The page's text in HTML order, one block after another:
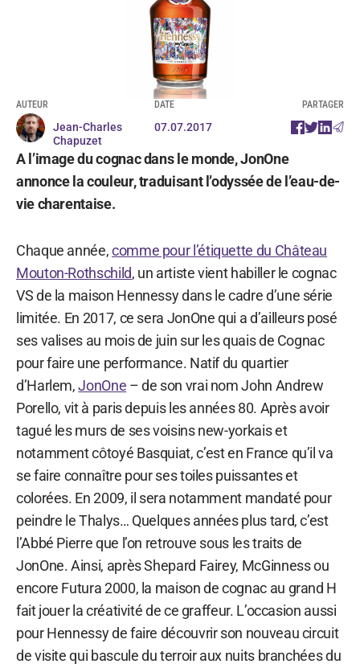
AUTEUR
Jean-Charles
Chapuzet
DATE
07.07.2017
PARTAGER
A l’image du cognac dans le monde, JonOne
annonce la couleur, traduisant l’odyssée de l’eau-de-
vie charentaise.
Chaque année,comme pour l’étiquette du Château
Mouton-Rothschild, un artiste vient habiller le cognac
VS de la maison Hennessy dans le cadre d’une série
limitée. En 2017, ce sera JonOne qui a d’ailleurs posé
ses valises au mois de juin sur les quais de Cognac
pour faire une performance. Natif du quartier
d’Harlem,JonOne – de son vrai nom John Andrew
Porello, vit à paris depuis les années 80. Après avoir
tagué les murs de ses voisins new-yorkais et
notamment côtoyé Basquiat, c’est en France qu’il va
se faire connaître pour ses toiles puissantes et
colorées. En 2009, il sera notamment mandaté pour
peindre le Thalys… Quelques années plus tard, c’est
l’Abbé Pierre que l’on retrouve sous les traits de
JonOne. Ainsi, après Shepard Fairey, McGinness ou
encore Futura 2000, la maison de cognac au grand H
fait jouer la créativité de ce graffeur. L’occasion aussi
pour Hennessy de faire découvrir son nouveau circuit
de visite qui bascule du terroir aux nuits branchées du